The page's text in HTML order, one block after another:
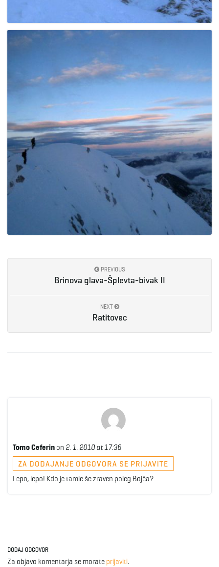
PREVIOUS
Brinova glava-Šplevta-bivak II
NEXT
Ratitovec
Tomo Ceferin on 2. 1. 2010 at 17:36
ZA DODAJANJE ODGOVORA SE PRIJAVITE
Lepo, lepo! Kdo je tamle še zraven poleg Bojča?
DODAJ ODGOVOR
Za objavo komentarja se morate prijaviti.